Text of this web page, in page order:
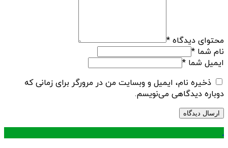
محتوای دیدگاه *
نام شما *
ایمیل شما *
ذخیره نام، ایمیل و وبسایت من در مرورگر برای زمانی که
دوباره دیدگاهی می‌نویسم.
.